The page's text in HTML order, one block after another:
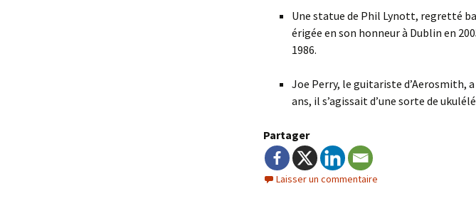
Une statue de Phil Lynott, regretté
érigée en son honneur à Dublin en
1986.
Joe Perry, le guitariste d’Aerosmith,
ans, il s’agissait d’une sorte de
Partager
Laisser un commentaire